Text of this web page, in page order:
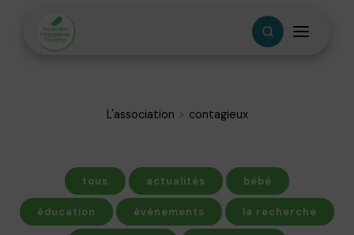
L'association contagieux
tous actualités bébé
éducation événements la recherche